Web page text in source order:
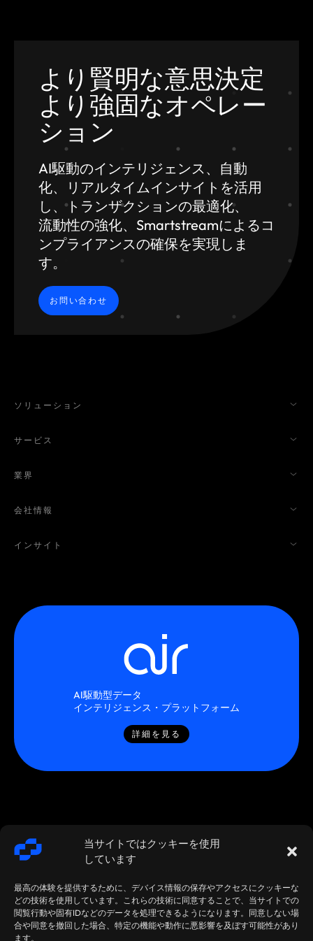
当サイトではクッキーを使用
しています
最高の体験を提供するために、デバイス情報の保存やアクセスにクッキーな
どの技術を使用しています。これらの技術に同意することで、当サイトでの
閲覧行動や固有IDなどのデータを処理できるようになります。同意しない場
合や同意を撤回した場合、特定の機能や動作に悪影響を及ぼす可能性があり
ます。
より賢明な意思決定
より強固なオペレー
ション
AI駆動のインテリジェンス、自動
化、
リアルタイムインサイトを活用
し、トランザクションの最適化、
流動性の強化、Smartstreamによるコ
ンプライアンスの確保を実現しま
す。
お問い合わせ
ソリューション
サービス
業界
会社情報
インサイト
AI駆動型データ
インテリジェンス・プラットフォーム
詳細を見る
SMARTSTREAM 利用規約 / 契約 /